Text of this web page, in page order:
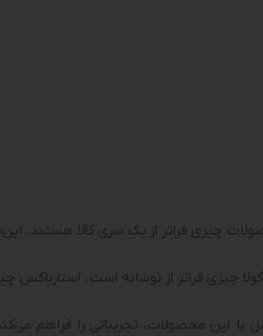
چیزی فراتر از یک سری کالا هستند،
چیزی فراتر از نوشابه است.
با این محصولات، تجربیاتی را فراهم